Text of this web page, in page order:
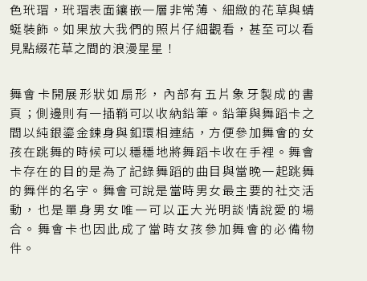
色玳瑁，玳瑁表面鑲嵌一層非常薄、細緻的花草與蜻
蜓裝飾。如果放大我們的照片仔細觀看，甚至可以看
見點綴花草之間的浪漫星星！
舞會卡開展形狀如扇形，內部有五片象牙製成的書
頁；側邊則有一插鞘可以收納鉛筆。鉛筆與舞蹈卡之
間以純銀鎏金鍊身與釦環相連結，方便參加舞會的女
孩在跳舞的時候可以穩穩地將舞蹈卡收在手裡。舞會
卡存在的目的是為了記錄舞蹈的曲目與當晚一起跳舞
的舞伴的名字。舞會可說是當時男女最主要的社交活
動，也是單身男女唯一可以正大光明談情說愛的場
合。舞會卡也因此成了當時女孩參加舞會的必備物
件。